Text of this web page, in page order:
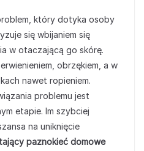
który dotyka osoby
się wbijaniem się
w otaczającą go skórę.
obrzękiem, a w
nawet ropieniem.
problemu jest
etapie. Im szybciej
na uniknięcie
paznokieć domowe